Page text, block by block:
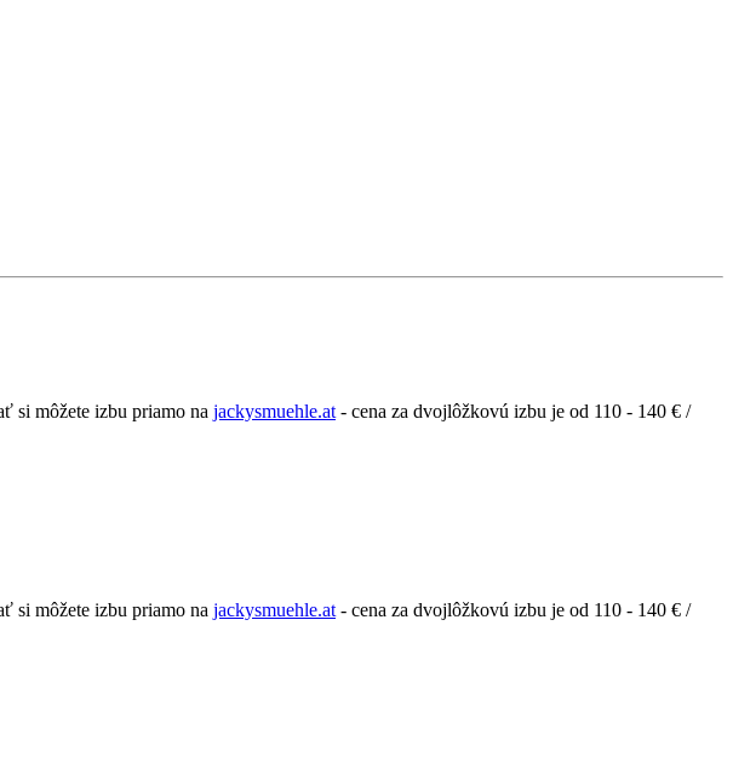
si môžete izbu priamo na jackysmuehle.at - cena za dvojlôžkovú izbu je od 110 - 140 € /
si môžete izbu priamo na jackysmuehle.at - cena za dvojlôžkovú izbu je od 110 - 140 € /